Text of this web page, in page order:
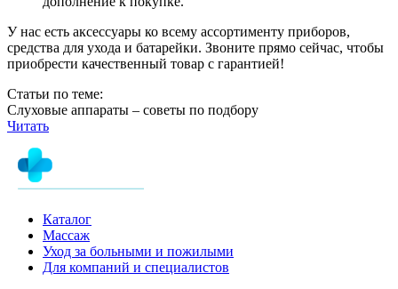
У нас есть аксессуары ко всему ассортименту приборов,
средства для ухода и батарейки. Звоните прямо сейчас, чтобы
приобрести качественный товар с гарантией!
Статьи по теме:
Слуховые аппараты – советы по подбору
Читать
Каталог
Массаж
Уход за больными и пожилыми
Для компаний и специалистов